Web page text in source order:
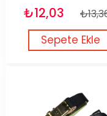
₺12,03
Sepete Ekle